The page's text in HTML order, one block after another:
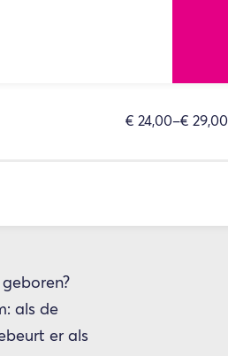
€ 24,00–€ 29,00
als de
er als